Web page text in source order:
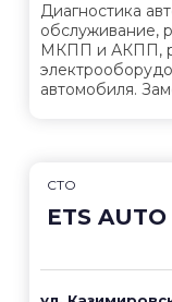
Диагностика
обслуживание,
МКПП и АКПП,
автомобиля.
СТО
ETS AUTO